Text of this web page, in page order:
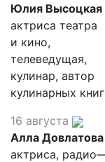
Юлия Высоцкая
актриса театра
и кино,
телеведущая,
кулинар, автор
кулинарных книг
16 августа
Алла Довлатова
актриса,